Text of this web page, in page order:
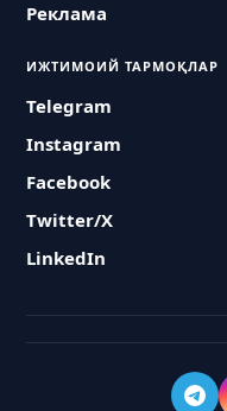
Реклама
ИЖТИМОИЙ ТАРМОҚЛАР
Telegram
Instagram
Facebook
Twitter/X
LinkedIn